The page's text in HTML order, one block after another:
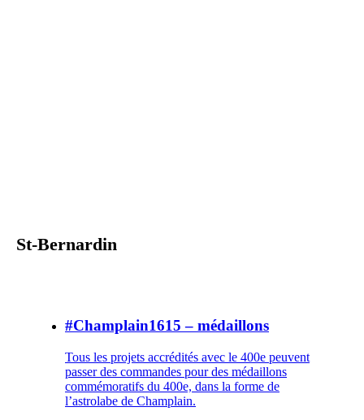
St-Bernardin
#Champlain1615 – médaillons
Tous les projets accrédités avec le 400e peuvent
passer des commandes pour des médaillons
commémoratifs du 400e, dans la forme de
l’astrolabe de Champlain.